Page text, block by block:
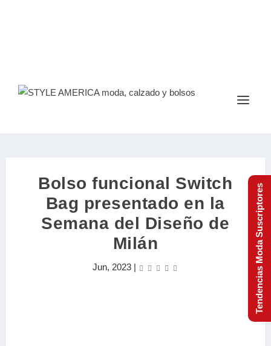
Bolso funcional Switch
Bag presentado en la
Semana del Diseño de
Milán
Jun, 2023| Tendencias Moda Suscriptores